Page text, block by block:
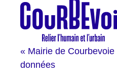
« Mairie de
données
Courbevoie espace famille
Val Courbevoie
Sortir à Courbevoie
Solutions entreprises
Portail des bibliothèques